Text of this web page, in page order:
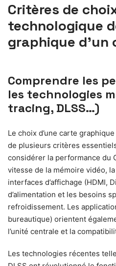
Critères de
technologique
graphique d’un
Comprendre les
les technologies
tracing, DLSS…)
Le choix d’une carte
de plusieurs critères
considérer la performance du
vitesse de la mémoire vidéo,
interfaces d’affichage (HDMI,
d’alimentation et les besoins
refroidissement. Les
bureautique) orientent
l’unité centrale et la
Les technologies récentes